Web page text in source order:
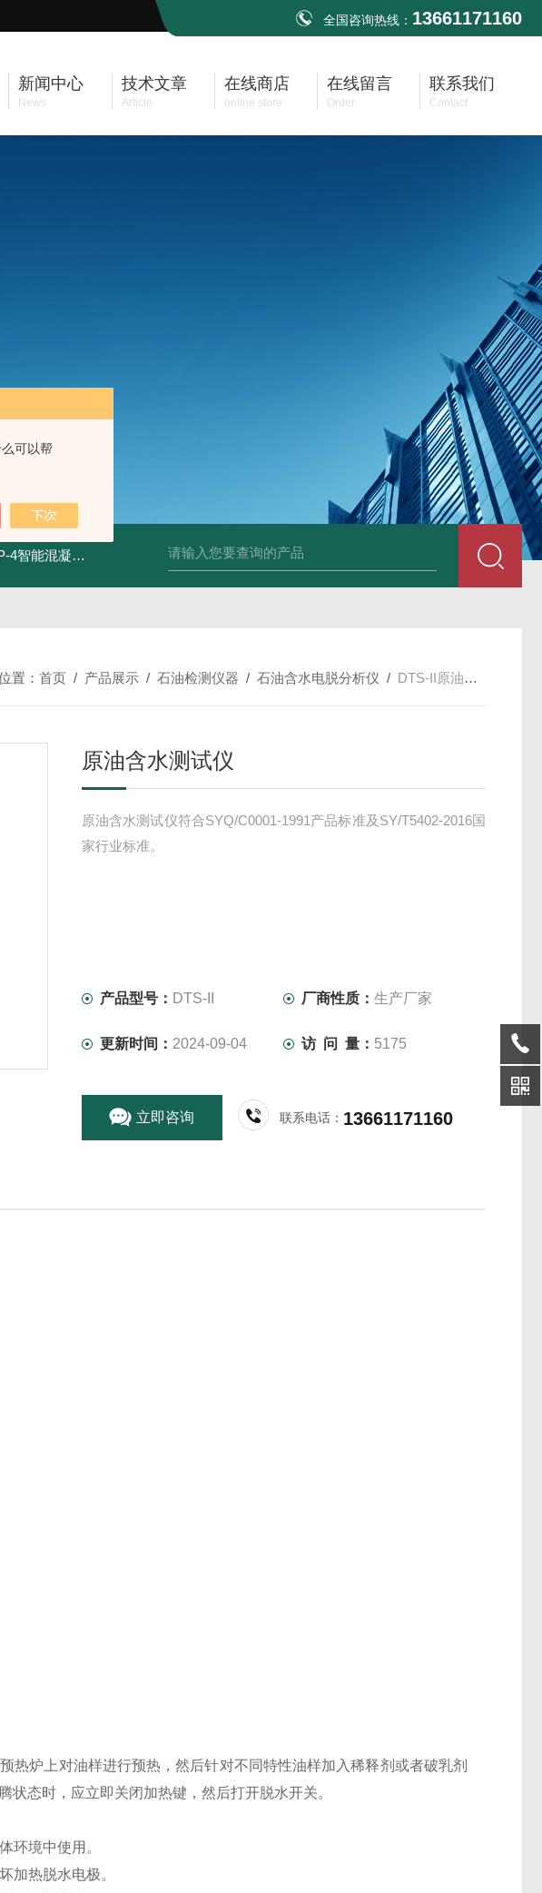
可以帮
全国咨询热线： 13661171160
新闻中心
News
技术文章
Article
在线商店
online store
在线留言
Order
联系我们
Contact
智能混凝土电杆检测系统 LP-4混凝土电杆检测仪 LW-4电杆荷载挠度自动测量仪（无线
置：首页 / 产品展示 /石油检测仪器 /石油含水电脱分析仪 / DTS-II原油含水测试仪
原油含水测试仪
原油含水测试仪符合SYQ/C0001-1991产品标准及SY/T5402-2016国
家行业标准。
产品型号： DTS-II 厂商性质：生产厂家
更新时间： 2024-09-04 访 问 量： 5175
立即咨询 联系电话： 13661171160
热炉上对油样进行预热，然后针对不同特性油样加入稀释剂或者破乳剂
态时，应立即关闭加热键，然后打开脱水开关。
环境中使用。
加热脱水电极。